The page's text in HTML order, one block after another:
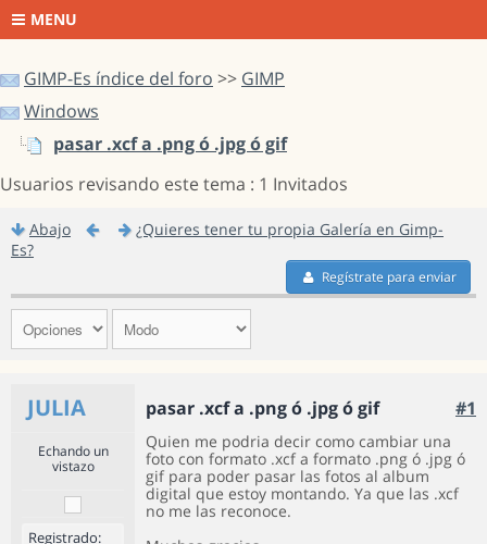
MENU
GIMP-Es índice del foro >> GIMP
Windows
pasar .xcf a .png ó .jpg ó gif
Usuarios revisando este tema : 1 Invitados
Abajo
¿Quieres tener tu propia Galería en Gimp-
Es?
Regístrate para enviar
JULIA pasar .xcf a .png ó .jpg ó gif #1
Echando un
vistazo
Registrado:
Quien me podria decir como cambiar una
foto con formato .xcf a formato .png ó .jpg ó
gif para poder pasar las fotos al album
digital que estoy montando. Ya que las .xcf
no me las reconoce.